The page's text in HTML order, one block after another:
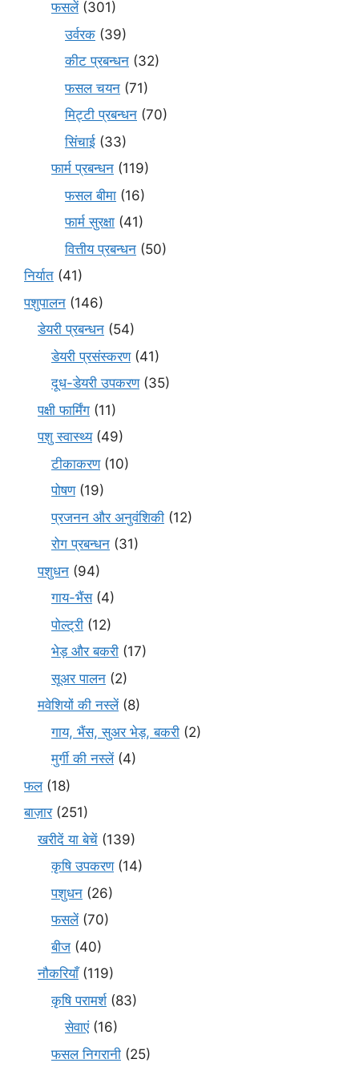
फसलें(301)
उर्वरक (39)
कीट प्रबन्धन (32)
फसल चयन (71)
मि‌ट्टी प्रबन्धन (70)
सिंचाई (33)
फार्म प्रबन्धन (119)
फसल बीमा (16)
फार्म सुरक्षा (41)
वित्तीय प्रबन्धन (50)
निर्यात (41)
पशुपालन (146)
डेयरी प्रबन्धन (54)
डेयरी प्रसंस्करण(41)
दूध-डेयरी उपकरण(35)
पक्षी फार्मिंग (11)
पशु स्वास्थ्य(49)
टीकाकरण(10)
पोषण(19)
प्रजनन और अनुवंशिकी (12)
रोग प्रबन्धन (31)
पशुधन (94)
गाय-भैंस(4)
पोल्ट्री (12)
भेड़ और बकरी (17)
सूअर पालन (2)
मवेशियों की नस्लें(8)
गाय, भैंस, सुअर भेड़, बकरी (2)
मुर्गी की नस्लें(4)
फल(18)
बाज़ार(251)
खरीदें या बेचें (139)
कृषि उपकरण(14)
पशुधन (26)
फसलें(70)
बीज (40)
नौकरियाँ(119)
कृषि परामर्श(83)
सेवाएं(16)
फसल निगरानी (25)